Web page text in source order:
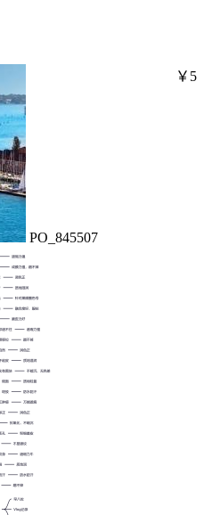
PO_845507
￥5